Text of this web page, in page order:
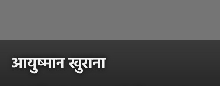
आयुष्मान खुराना